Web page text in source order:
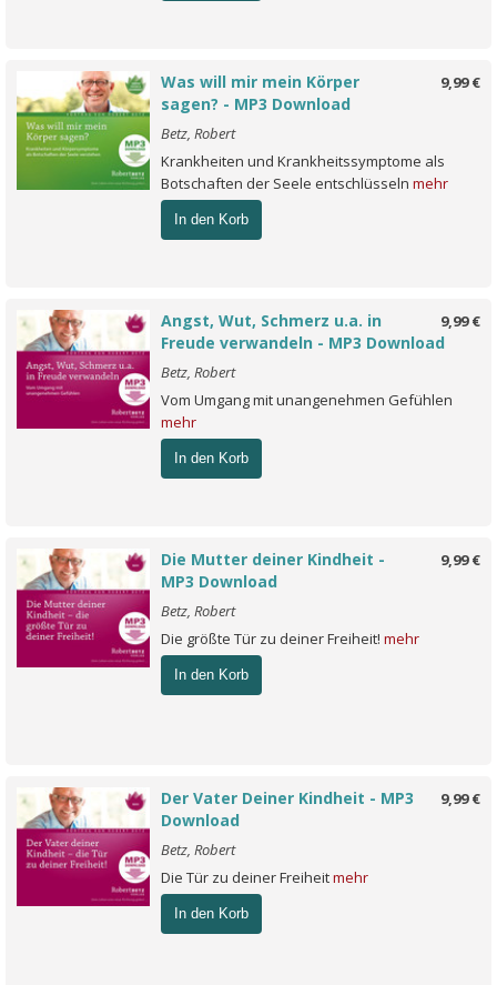
9,99 €
Was will mir mein Körper
sagen? - MP3 Download
Betz, Robert
Krankheiten und Krankheitssymptome als
Botschaften der Seele entschlüsseln mehr
In den Korb
9,99 €
Angst, Wut, Schmerz u.a. in
Freude verwandeln - MP3 Download
Betz, Robert
Vom Umgang mit unangenehmen Gefühlen
mehr
In den Korb
9,99 €
Die Mutter deiner Kindheit -
MP3 Download
Betz, Robert
Die größte Tür zu deiner Freiheit! mehr
In den Korb
9,99 €
Der Vater Deiner Kindheit - MP3
Download
Betz, Robert
Die Tür zu deiner Freiheitmehr
In den Korb